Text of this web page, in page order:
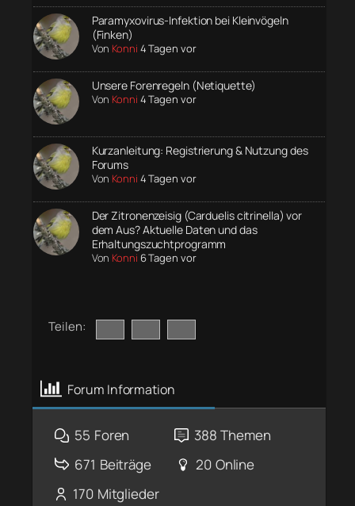
Paramyxovirus-Infektion bei Kleinvögeln
(Finken)
Von Konni 4 Tagen vor
Unsere Forenregeln (Netiquette)
Von Konni 4 Tagen vor
Kurzanleitung: Registrierung & Nutzung des
Forums
Von Konni 4 Tagen vor
Der Zitronenzeisig (Carduelis citrinella) vor
dem Aus? Aktuelle Daten und das
Erhaltungszuchtprogramm
Von Konni 6 Tagen vor
Teilen:
Forum Information
55 Foren 388 Themen
671 Beiträge 20 Online
170 Mitglieder